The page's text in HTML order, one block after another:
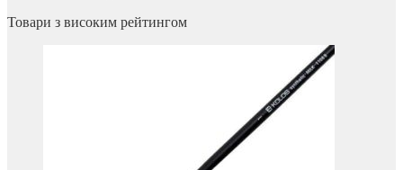
Товари з високим рейтингом